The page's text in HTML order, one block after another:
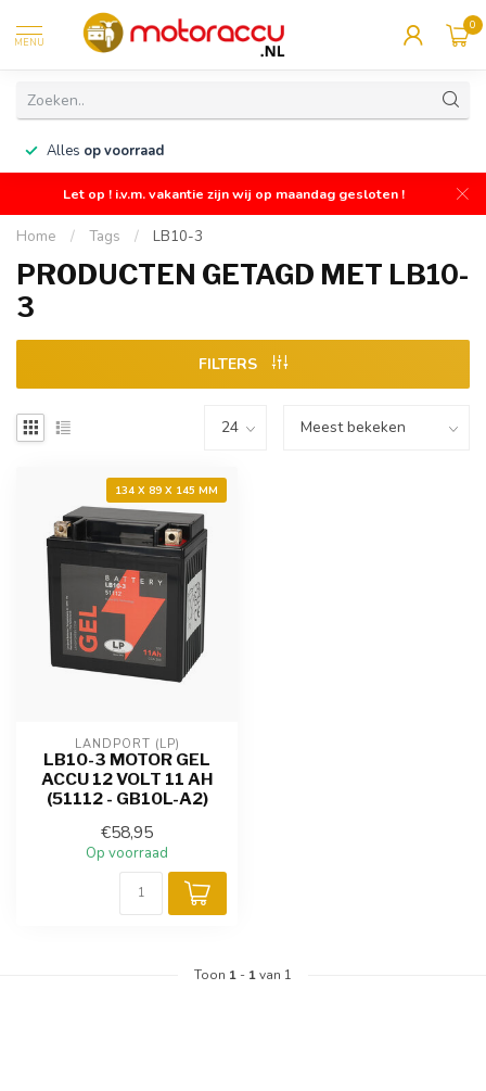
MENU
0
Alles op voorraad
Let op ! i.v.m. vakantie zijn wij op maandag gesloten !
Home / Tags / LB10-3
PRODUCTEN GETAGD MET LB10-
3
FILTERS
134 X 89 X 145 MM
LANDPORT (LP)
LB10-3 MOTOR GEL
ACCU 12 VOLT 11 AH
(51112 - GB10L-A2)
€58,95
Op voorraad
Toon 1 - 1van 1